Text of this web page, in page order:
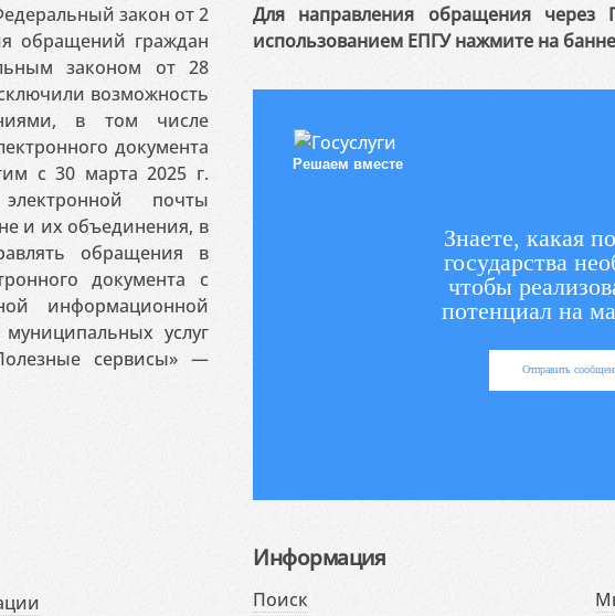
закон от 2
обращений граждан
законом от 28
возможность
в том числе
документа
с 30 марта 2025 г.
почты
и их объединения, в
обращения в
документа с
информационной
услуг
сервисы» —
Для направления обращения через
использованием ЕПГУ нажмите на
Решаем вместе
Знаете, какая
государства
чтобы
потенциал на
Отправить
Информация
Поиск